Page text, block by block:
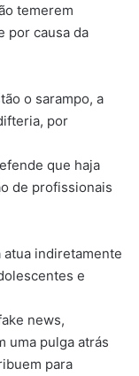
temerem
por causa da
o sarampo, a
por
que haja
de profissionais
atua indiretamente
e
news,
uma pulga atrás
para